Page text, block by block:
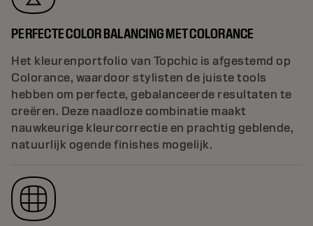
PERFECTE COLOR BALANCING MET COLORANCE
Het kleurenportfolio van Topchic is afgestemd op
Colorance, waardoor stylisten de juiste tools
hebben om perfecte, gebalanceerde resultaten te
creëren. Deze naadloze combinatie maakt
nauwkeurige kleurcorrectie en prachtig geblende,
natuurlijk ogende finishes mogelijk.